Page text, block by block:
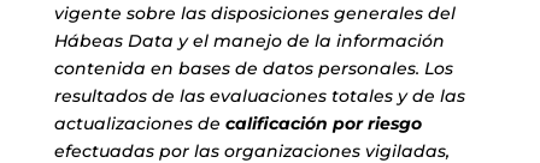
vigente sobre las disposiciones generales del
Hábeas Data y el manejo de la información
contenida en bases de datos personales. Los
resultados de las evaluaciones totales y de las
actualizaciones de calificación por riesgo
efectuadas por las organizaciones vigiladas,